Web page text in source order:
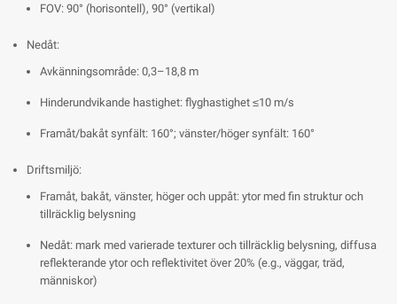
FOV: 90° (horisontell), 90° (vertikal)
Nedåt:
Avkänningsområde: 0,3–18,8 m
Hinderundvikande hastighet: flyghastighet ≤10 m/s
Framåt/bakåt synfält: 160°; vänster/höger synfält: 160°
Driftsmiljö:
Framåt, bakåt, vänster, höger och uppåt: ytor med fin struktur och
tillräcklig belysning
Nedåt: mark med varierade texturer och tillräcklig belysning, diffusa
reflekterande ytor och reflektivitet över 20% (e.g., väggar, träd,
människor)